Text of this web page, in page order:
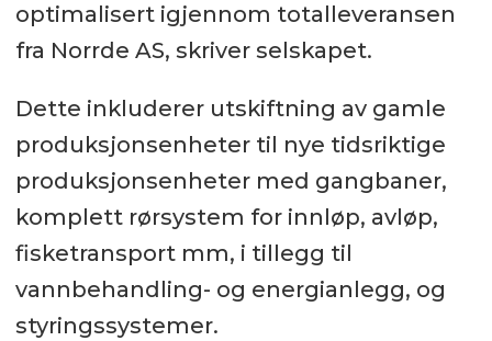
optimalisert igjennom totalleveransen
fra Norrde AS, skriver selskapet.
Dette inkluderer utskiftning av gamle
produksjonsenheter til nye tidsriktige
produksjonsenheter med gangbaner,
komplett rørsystem for innløp, avløp,
fisketransport mm, i tillegg til
vannbehandling- og energianlegg, og
styringssystemer.